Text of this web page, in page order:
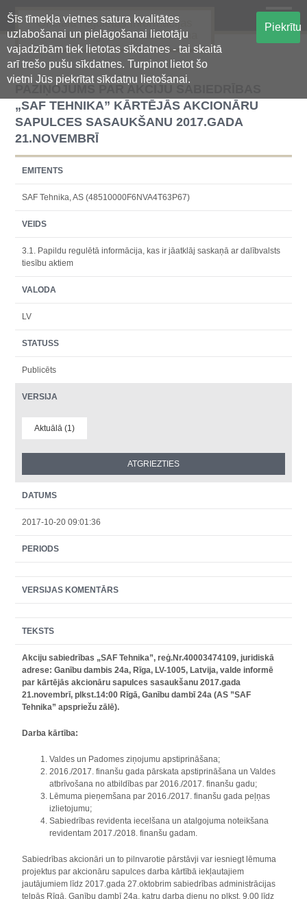
Šīs tīmekļa vietnes satura kvalitātes
uzlabošanai un pielāgošanai lietotāju
vajadzībām tiek lietotas sīkdatnes - tai skaitā
arī trešo pušu sīkdatnes. Turpinot lietot šo
vietni Jūs piekrītat sīkdatņu lietošanai.
Piekrītu
Oficiālā regulētās informācijas
centralizētā glabāšanas sistēma
PAZIŅOJUMS PAR AKCIJU SABIEDRĪBAS
„SAF TEHNIKA” KĀRTĒJĀS AKCIONĀRU
SAPULCES SASAUKŠANU 2017.GADA
21.NOVEMBRĪ
EMITENTS
SAF Tehnika, AS (48510000F6NVA4T63P67)
VEIDS
3.1. Papildu regulētā informācija, kas ir jāatklāj saskaņā ar dalībvalsts
tiesību aktiem
VALODA
LV
STATUSS
Publicēts
VERSIJA
Aktuālā (1)
DATUMS
2017-10-20 09:01:36
PERIODS
VERSIJAS KOMENTĀRS
TEKSTS
Akciju sabiedrības „SAF Tehnika”, reģ.Nr.40003474109, juridiskā
adrese: Ganību dambis 24a, Rīga, LV-1005, Latvija, valde informē
par kārtējās akcionāru sapulces sasaukšanu 2017.gada
21.novembrī, plkst.14:00 Rīgā, Ganību dambī 24a (AS ”SAF
Tehnika” apspriežu zālē).
Darba kārtība:
Valdes un Padomes ziņojumu apstiprināšana;
2016./2017. finanšu gada pārskata apstiprināšana un Valdes
atbrīvošana no atbildības par 2016./2017. finanšu gadu;
Lēmuma pieņemšana par 2016./2017. finanšu gada peļņas
izlietojumu;
Sabiedrības revidenta iecelšana un atalgojuma noteikšana
revidentam 2017./2018. finanšu gadam.
Sabiedrības akcionāri un to pilnvarotie pārstāvji var iesniegt lēmuma
projektus par akcionāru sapulces darba kārtībā iekļautajiem
jautājumiem līdz 2017.gada 27.oktobrim sabiedrības administrācijas
telpās Rīgā, Ganību dambī 24a, katru darba dienu no plkst. 9.00 līdz